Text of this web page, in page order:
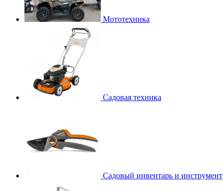
Мототехника
Садовая техника
Садовый инвентарь и инструмент